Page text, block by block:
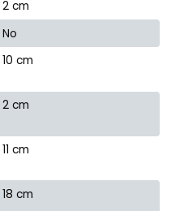
2 cm
No
10 cm
2 cm
11 cm
18 cm